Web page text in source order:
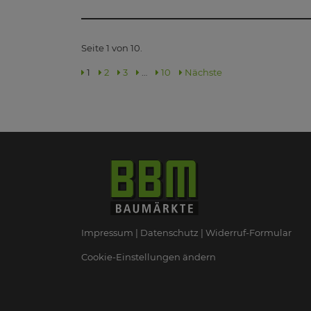
Seite 1 von 10.
1 2 3 10 Nächste
Impressum Datenschutz Widerruf-Formular
Cookie-Einstellungen ändern